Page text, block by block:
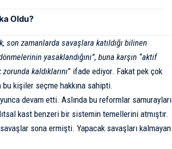
Oldu?
son zamanlarda savaşlara katıldığı bilinen
yasaklandığını”, buna karşın “aktif
kaldıklarını” ifade ediyor. Fakat pek çok
kişiler seçme hakkına sahipti.
devam etti. Aslında bu reformlar samurayları
kast benzeri bir sistemin temellerini atmıştır.
sona ermişti. Yapacak savaşları kalmayan